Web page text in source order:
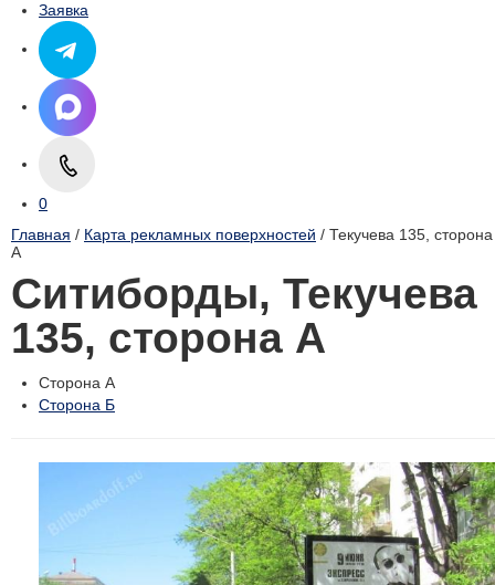
Заявка
0
Главная / Карта рекламных поверхностей / Текучева 135, cторона
А
Ситиборды, Текучева
135, cторона А
Сторона А
Сторона Б